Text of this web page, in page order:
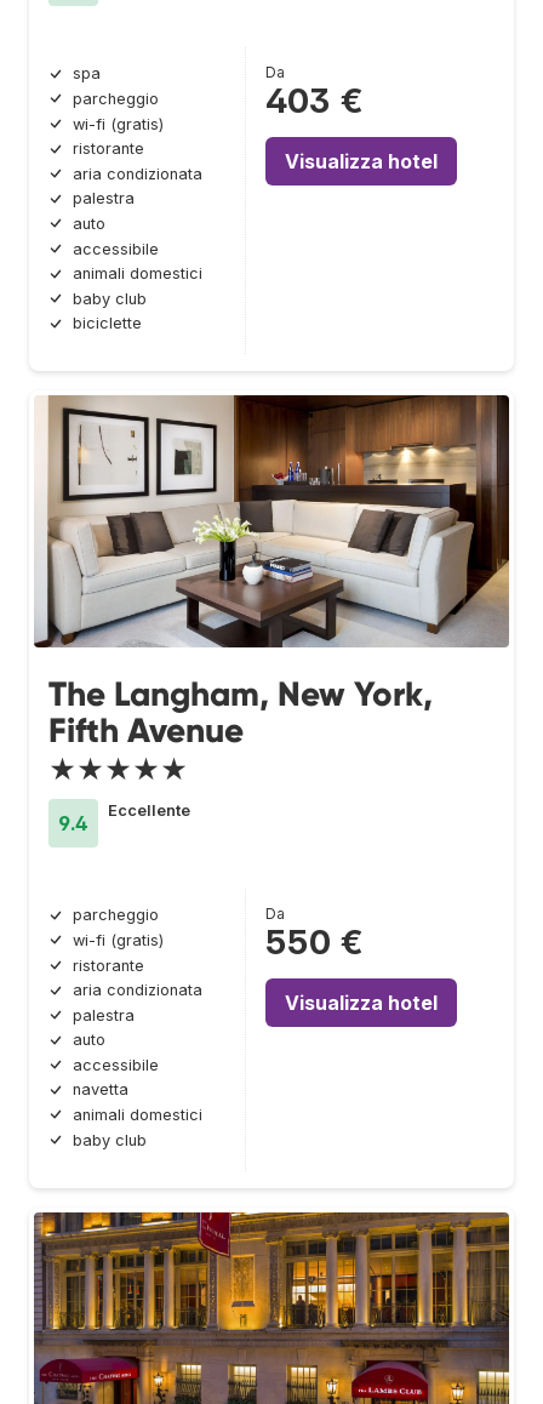
spa
parcheggio
wi-fi (gratis)
ristorante
aria condizionata
palestra
auto
accessibile
animali domestici
baby club
biciclette
Da
403 €
Visualizza hotel
The Langham, New York,
Fifth Avenue
★★★★★
9.4
Eccellente
parcheggio
wi-fi (gratis)
ristorante
aria condizionata
palestra
auto
accessibile
navetta
animali domestici
baby club
Da
550 €
Visualizza hotel